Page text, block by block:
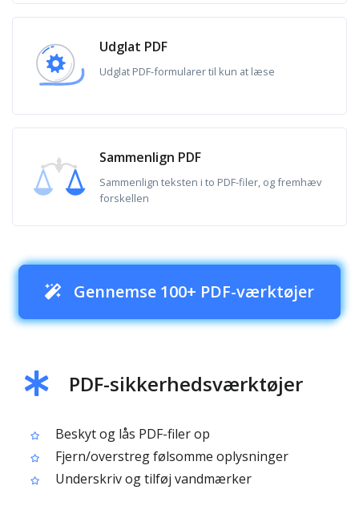
Udglat PDF
Udglat PDF-formularer til kun at læse
Sammenlign PDF
Sammenlign teksten i to PDF-filer, og fremhæv
forskellen
Gennemse 100+ PDF-værktøjer
PDF-sikkerhedsværktøjer
Beskyt og lås PDF-filer op
Fjern/overstreg følsomme oplysninger
Underskriv og tilføj vandmærker